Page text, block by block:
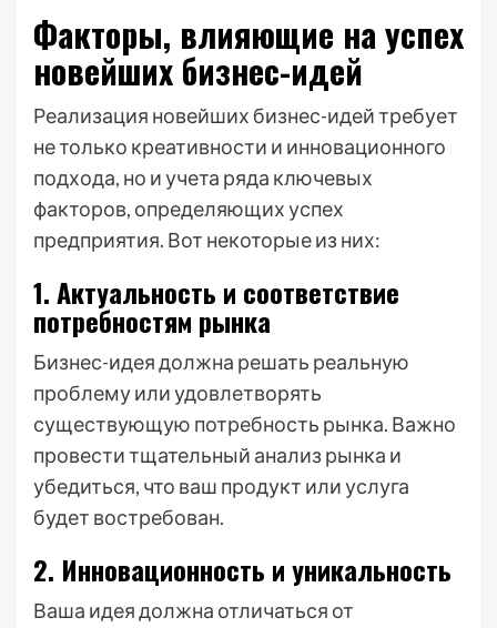
Факторы, влияющие на успех
новейших бизнес-идей
Реализация новейших бизнес-идей требует
не только креативности и инновационного
подхода, но и учета ряда ключевых
факторов, определяющих успех
предприятия. Вот некоторые из них:
1. Актуальность и соответствие
потребностям рынка
Бизнес-идея должна решать реальную
проблему или удовлетворять
существующую потребность рынка. Важно
провести тщательный анализ рынка и
убедиться, что ваш продукт или услуга
будет востребован.
2. Инновационность и уникальность
Ваша идея должна отличаться от